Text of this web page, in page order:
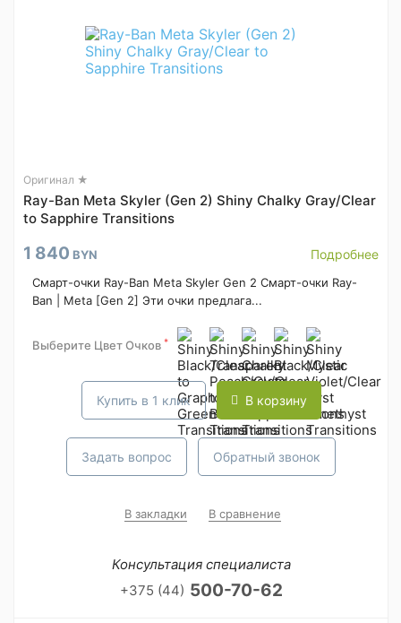
Оригинал ★
Ray-Ban Meta Skyler (Gen 2) Shiny Chalky Gray/Clear
to Sapphire Transitions
1 840 BYN Подробнее
Смарт-очки Ray-Ban Meta Skyler Gen 2 Смарт-очки Ray-
Ban | Meta [Gen 2] Эти очки предлага...
Выберите Цвет Очков *
Купить в 1 клик В корзину
Задать вопрос Обратный звонок
В закладки В сравнение
Консультация специалиста
+375 (44) 500-70-62